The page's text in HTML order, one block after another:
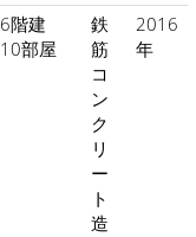
6階建
10部屋
鉄
筋
コ
ン
ク
リ
ー
ト
造
2016
年